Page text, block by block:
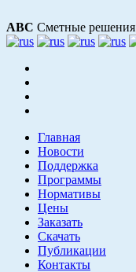
АВС Сметные решения
Главная
Новости
Поддержка
Программы
Нормативы
Цены
Заказать
Скачать
Публикации
Контакты